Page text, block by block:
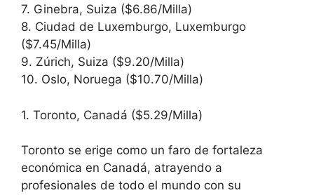
7. Ginebra, Suiza ($6.86/Milla)
8. Ciudad de Luxemburgo, Luxemburgo
($7.45/Milla)
9. Zúrich, Suiza ($9.20/Milla)
10. Oslo, Noruega ($10.70/Milla)
1. Toronto, Canadá ($5.29/Milla)
Toronto se erige como un faro de fortaleza
económica en Canadá, atrayendo a
profesionales de todo el mundo con su